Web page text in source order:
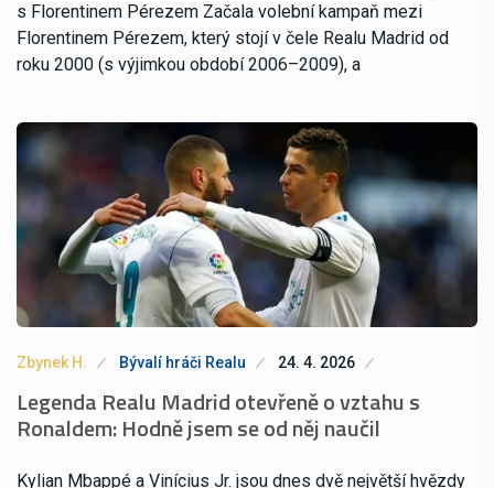
s Florentinem Pérezem Začala volební kampaň mezi
Florentinem Pérezem, který stojí v čele Realu Madrid od
roku 2000 (s výjimkou období 2006–2009), a
Zbynek H. Bývalí hráči Realu 24. 4. 2026
Legenda Realu Madrid otevřeně o vztahu s
Ronaldem: Hodně jsem se od něj naučil
Kylian Mbappé a Vinícius Jr. jsou dnes dvě největší hvězdy